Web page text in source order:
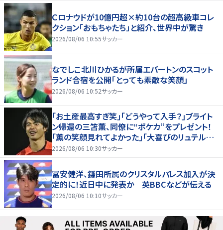
Ｃロナウドが10億円超×約10台の超高級車コレ
クション「おもちゃたち」と紹介、世界中が驚き
2026/08/06 10:55サッカー
なでしこ北川ひかるが所属エバートンのスコット
ランド合宿を公開「とっても素敵な笑顔」
2026/08/06 10:52サッカー
｢お土産最高すぎ笑｣｢どうやって入手？｣ブライト
ン帰還の三笘薫、同僚に“ポケカ”をプレゼント！
｢薫の笑顔見れてよかった｣｢大喜びのリュテル可
愛すぎ｣
2026/08/06 10:30サッカー
冨安健洋、鎌田所属のクリスタルパレス加入が決
定的に！近日中に発表か 英BBCなどが伝える
2026/08/06 10:10サッカー